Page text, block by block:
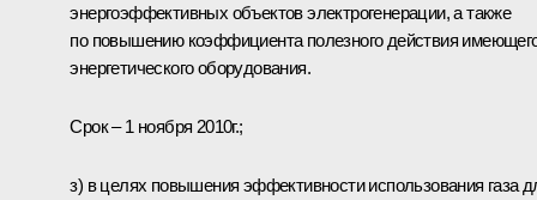
энергоэффективных объектов электрогенерации, а также
по повышению коэффициента полезного действия
энергетического оборудования.
Срок – 1 ноября 2010г.;
з) в целях повышения эффективности использования газа